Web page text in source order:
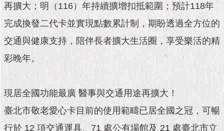
景
及
成
果
料
館
再擴大；明（116）年持續擴增扣抵範圍；預計118年
完成換發二代卡並實現點數累計制，期盼透過全方位的
交通與健康支持，陪伴長者擴大生活圈，享受樂活的精
彩晚年。
現居全國功能最廣 醫事與交通用途再擴大！
臺北市敬老愛心卡目前的使用範疇已居全國之冠，可暢
行於 12 項交通運具、71 處公有場館及 21 處臺北市立